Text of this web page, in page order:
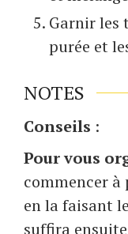
Garnir les
purée et
NOTES
Conseils :
Pour vous
commencer
en la faisant
suffira